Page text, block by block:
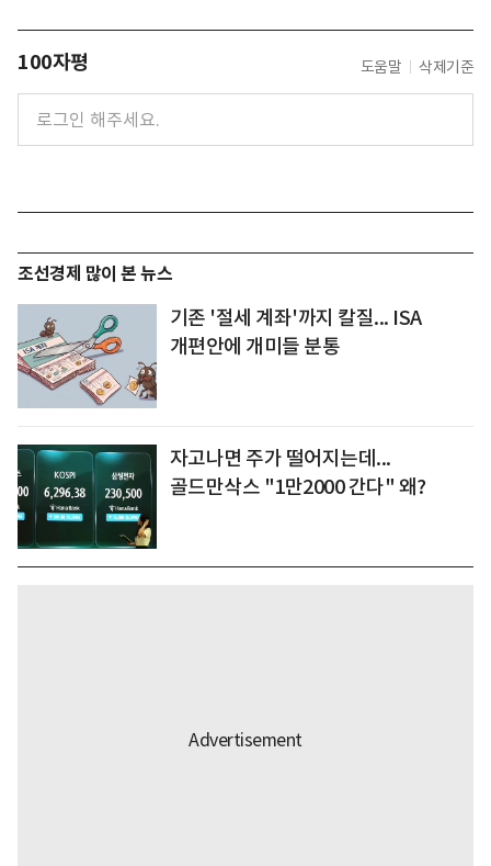
100자평 도움말 삭제기준
조선경제 많이 본 뉴스
기존 '절세 계좌'까지 칼질... ISA
개편안에 개미들 분통
자고나면 주가 떨어지는데...
골드만삭스 "1만2000 간다" 왜?